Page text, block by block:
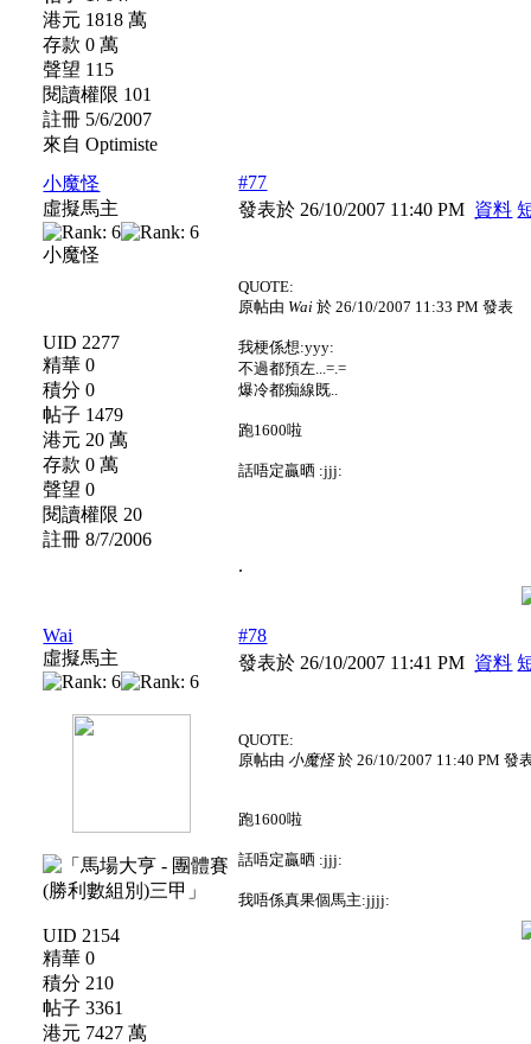
港元 1818 萬
存款 0 萬
聲望 115
閱讀權限 101
註冊 5/6/2007
來自 Optimiste
小魔怪
虛擬馬主
小魔怪
UID 2277
精華 0
積分 0
帖子 1479
港元 20 萬
存款 0 萬
聲望 0
閱讀權限 20
註冊 8/7/2006
#77
發表於 26/10/2007 11:40 PM 資料
QUOTE:
原帖由 Wai 於 26/10/2007 11:33 PM 發表
我梗係想:yyy:
不過都預左...=.=
爆冷都痴線既..
跑1600啦
話唔定贏晒 :jjj:
.
Wai
虛擬馬主
UID 2154
精華 0
積分 210
帖子 3361
港元 7427 萬
#78
發表於 26/10/2007 11:41 PM 資料
QUOTE:
原帖由 小魔怪於 26/10/2007 11:40 PM 發
跑1600啦
話唔定贏晒 :jjj:
我唔係真果個馬主:jjjj: